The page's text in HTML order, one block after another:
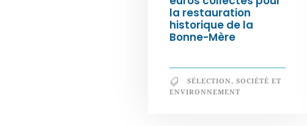
la restauration
historique de la
Bonne-Mère
SÉLECTION, SOCIÉTÉ ET
ENVIRONNEMENT